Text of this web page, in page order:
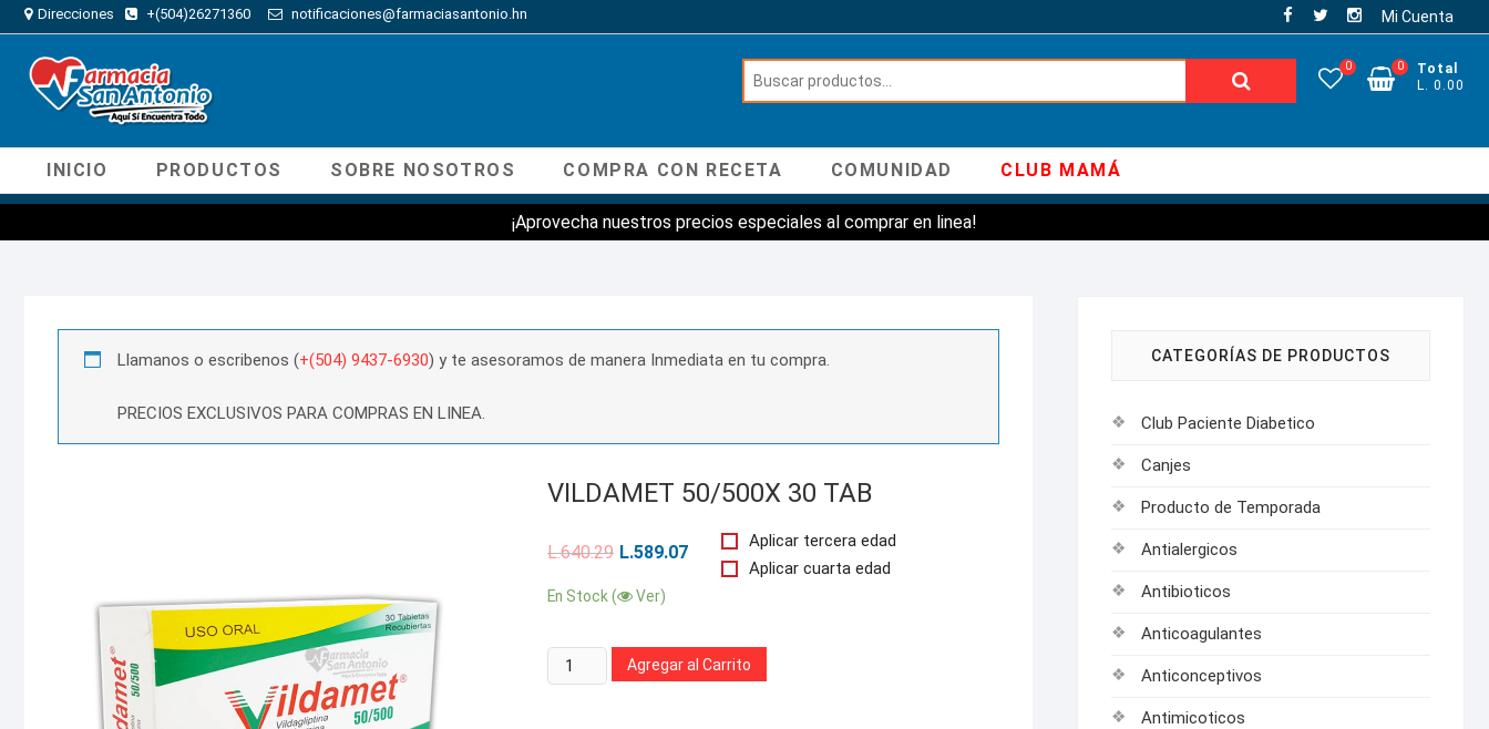
Direcciones +(504)26271360 notificaciones@farmaciasantonio.hn Mi Cuenta
Buscar: 0
Total
L. 0.00
0
INICIO PRODUCTOS SOBRE NOSOTROS COMPRA CON RECETA COMUNIDAD CLUB MAMÁ
¡Aprovecha nuestros precios especiales al comprar en linea!
Llamanos o escribenos (+(504) 9437-6930) y te asesoramos de manera Inmediata en tu compra.
PRECIOS EXCLUSIVOS PARA COMPRAS EN LINEA.
VILDAMET 50/500X 30 TAB
L.640.29 L.589.07
Aplicar tercera edad
Aplicar cuarta edad
En Stock ( Ver)
Cantidad: Agregar al Carrito
CATEGORÍAS DE PRODUCTOS
Club Paciente Diabetico
Canjes
Producto de Temporada
Antialergicos
Antibioticos
Anticoagulantes
Anticonceptivos
Antimicoticos